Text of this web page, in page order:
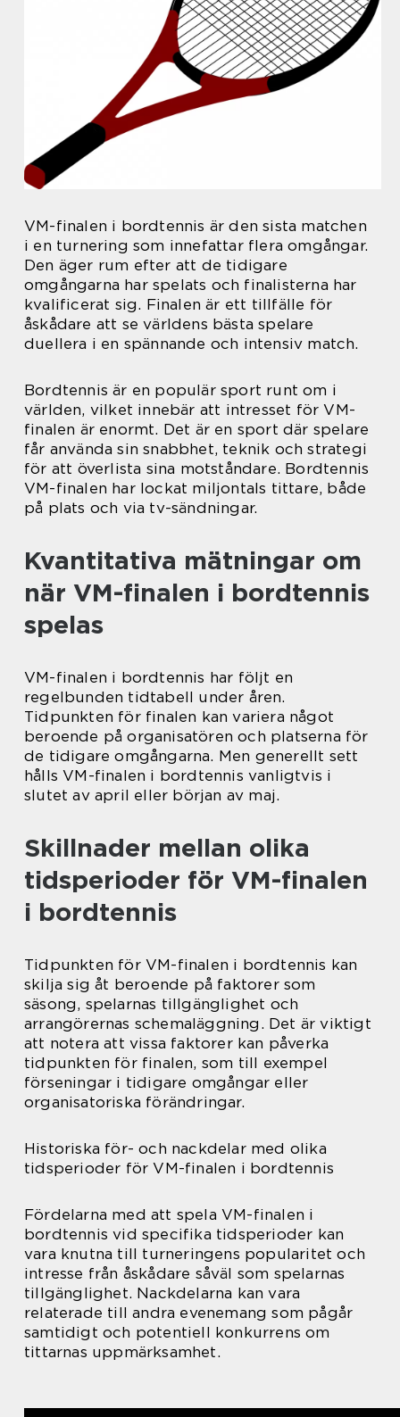
VM-finalen i bordtennis är den sista matchen
i en turnering som innefattar flera omgångar.
Den äger rum efter att de tidigare
omgångarna har spelats och finalisterna har
kvalificerat sig. Finalen är ett tillfälle för
åskådare att se världens bästa spelare
duellera i en spännande och intensiv match.
Bordtennis är en populär sport runt om i
världen, vilket innebär att intresset för VM-
finalen är enormt. Det är en sport där spelare
får använda sin snabbhet, teknik och strategi
för att överlista sina motståndare. Bordtennis
VM-finalen har lockat miljontals tittare, både
på plats och via tv-sändningar.
Kvantitativa mätningar om
när VM-finalen i bordtennis
spelas
VM-finalen i bordtennis har följt en
regelbunden tidtabell under åren.
Tidpunkten för finalen kan variera något
beroende på organisatören och platserna för
de tidigare omgångarna. Men generellt sett
hålls VM-finalen i bordtennis vanligtvis i
slutet av april eller början av maj.
Skillnader mellan olika
tidsperioder för VM-finalen
i bordtennis
Tidpunkten för VM-finalen i bordtennis kan
skilja sig åt beroende på faktorer som
säsong, spelarnas tillgänglighet och
arrangörernas schemaläggning. Det är viktigt
att notera att vissa faktorer kan påverka
tidpunkten för finalen, som till exempel
förseningar i tidigare omgångar eller
organisatoriska förändringar.
Historiska för- och nackdelar med olika
tidsperioder för VM-finalen i bordtennis
Fördelarna med att spela VM-finalen i
bordtennis vid specifika tidsperioder kan
vara knutna till turneringens popularitet och
intresse från åskådare såväl som spelarnas
tillgänglighet. Nackdelarna kan vara
relaterade till andra evenemang som pågår
samtidigt och potentiell konkurrens om
tittarnas uppmärksamhet.